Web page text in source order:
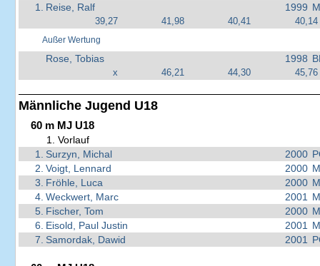
1.
Reise, Ralf 1999
39,27 41,98 40,41 40,14
Außer Wertung
Rose, Tobias 1998
x 46,21 44,30 45,76
Männliche Jugend U18
60 m MJ U18
1. Vorlauf
1.
Surzyn, Michal 2000
2. Voigt, Lennard 2000
3. Fröhle, Luca 2000
4. Weckwert, Marc 2001
5. Fischer, Tom 2000
6. Eisold, Paul Justin 2001
7. Samordak, Dawid 2001